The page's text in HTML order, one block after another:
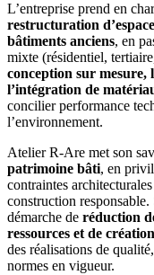
L’entreprise prend en
restructuration
bâtiments anciens, en
mixte (résidentiel,
conception sur mesure,
l’intégration de
concilier performance
l’environnement.
Atelier R-Are met son
patrimoine bâti, en
contraintes
construction
démarche de réduction
ressources et de
des réalisations de
normes en vigueur.